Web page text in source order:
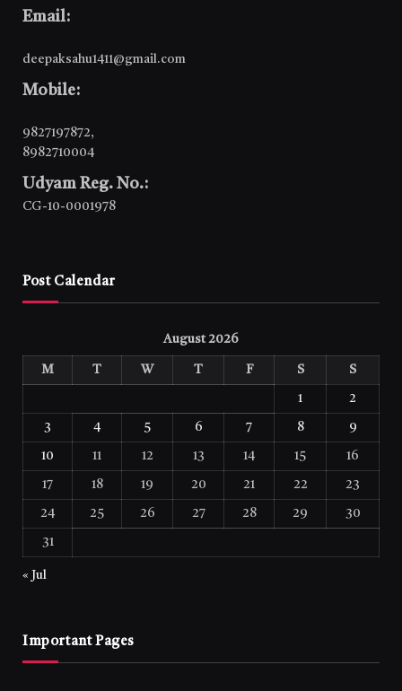
Email:
deepaksahu1411@gmail.com
Mobile:
9827197872,
8982710004
Udyam Reg. No.:
CG-10-0001978
Post Calendar
August 2026
M T W T F S S
1 2
3 4 5 6 7 8 9
10 11 12 13 14 15 16
17 18 19 20 21 22 23
24 25 26 27 28 29 30
31
« Jul
Important Pages